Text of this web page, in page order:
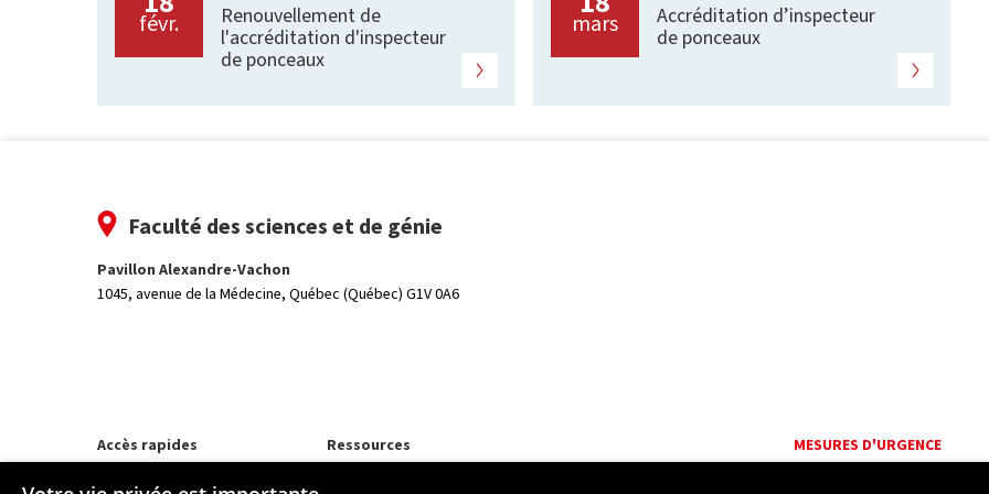
févr.
Renouvellement de
l'accréditation d'inspecteur
de ponceaux
mars
Accréditation d’inspecteur
de ponceaux
Faculté des sciences et de génie
Pavillon Alexandre-Vachon
1045, avenue de la Médecine, Québec (Québec) G1V 0A6
Accès rapides Ressources
MESURES D'URGENCE